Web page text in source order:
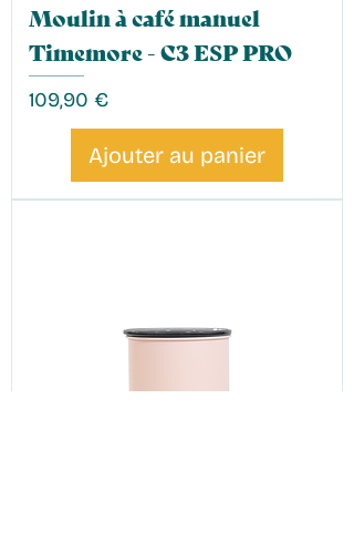
Moulin à café manuel
Timemore - C3 ESP PRO
Prix
109,90 €
Ajouter au panier